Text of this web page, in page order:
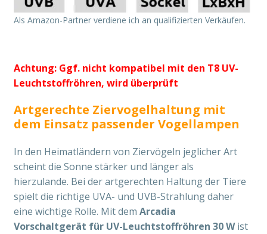
Als Amazon-Partner verdiene ich an qualifizierten Verkäufen.
Achtung: Ggf. nicht kompatibel mit den T8 UV-
Leuchtstoffröhren, wird überprüft
Artgerechte Ziervogelhaltung mit
dem Einsatz passender Vogellampen
In den Heimatländern von Ziervögeln jeglicher Art
scheint die Sonne stärker und länger als
hierzulande. Bei der artgerechten Haltung der Tiere
spielt die richtige UVA- und UVB-Strahlung daher
eine wichtige Rolle. Mit demArcadia
Vorschaltgerät für UV-Leuchtstoffröhren 30 Wist